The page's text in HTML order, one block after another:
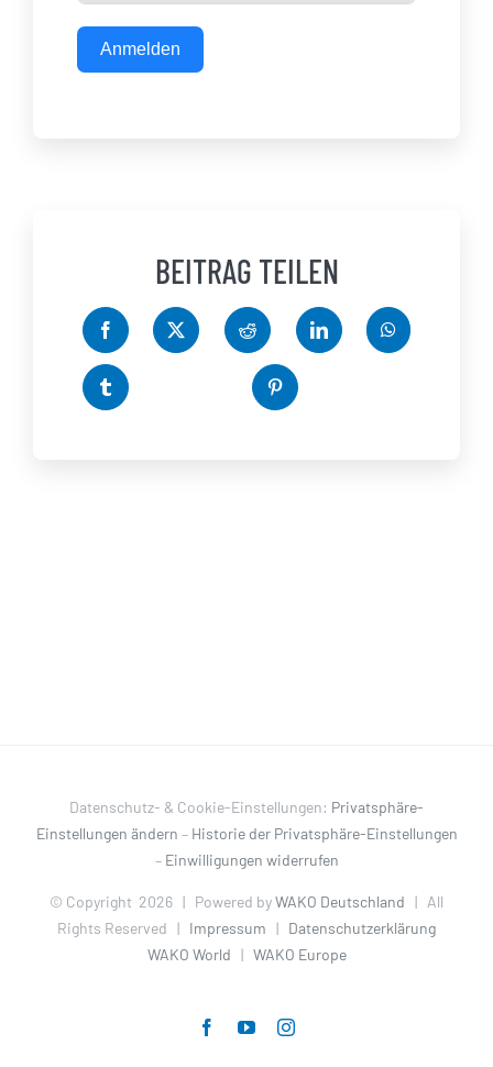
Anmelden
BEITRAG TEILEN
Datenschutz- & Cookie-Einstellungen: Privatsphäre-
Einstellungen ändern – Historie der Privatsphäre-Einstellungen
– Einwilligungen widerrufen
© Copyright 2026 | Powered byWAKO Deutschland | All
Rights Reserved | Impressum | Datenschutzerklärung
WAKO World | WAKO Europe
FacebookYouTubeInstagram